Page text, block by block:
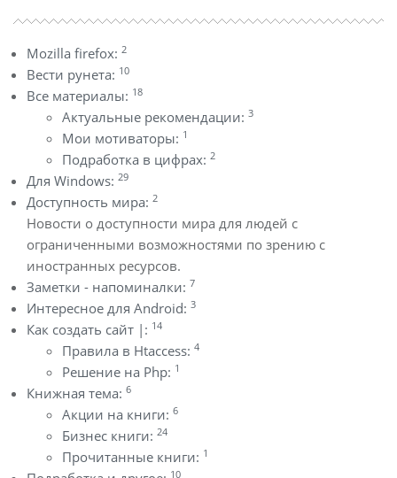
Mozilla firefox: 2
Вести рунета: 10
Все материалы: 18
Актуальные рекомендации: 3
Мои мотиваторы: 1
Подработка в цифрах: 2
Для Windows: 29
Доступность мира: 2
Новости о доступности мира для людей с
ограниченными возможностями по зрению с
иностранных ресурсов.
Заметки - напоминалки: 7
Интересное для Android: 3
Как создать сайт |: 14
Правила в Htaccess: 4
Решение на Php: 1
Книжная тема: 6
Акции на книги: 6
Бизнес книги: 24
Прочитанные книги: 1
10